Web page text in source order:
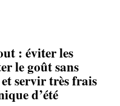
: éviter les
le goût sans
servir très frais
d’été